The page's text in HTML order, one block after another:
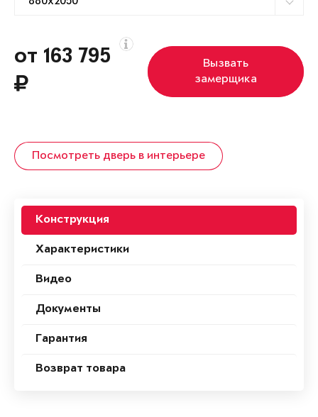
от 163 795
Вызвать
замерщика
Посмотреть дверь в интерьере
Конструкция
Характеристики
Видео
Документы
Гарантия
Возврат товара